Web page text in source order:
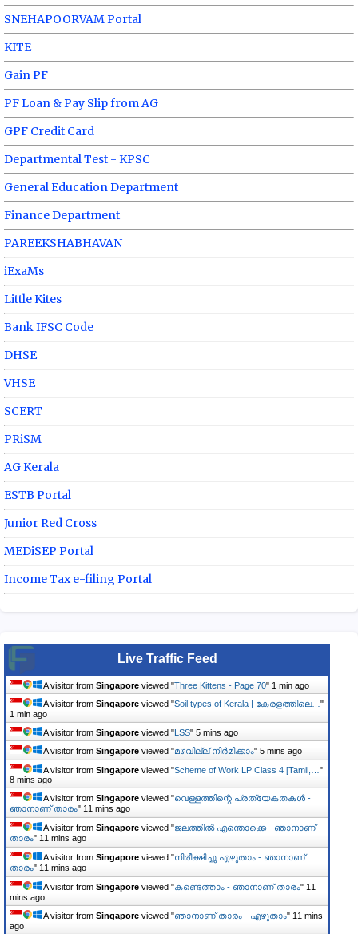
SNEHAPOORVAM Portal
KITE
Gain PF
PF Loan & Pay Slip from AG
GPF Credit Card
Departmental Test - KPSC
General Education Department
Finance Department
PAREEKSHABHAVAN
iExaMs
Little Kites
Bank IFSC Code
DHSE
VHSE
SCERT
PRiSM
AG Kerala
ESTB Portal
Junior Red Cross
MEDiSEP Portal
Income Tax e-filing Portal
Live Traffic Feed
A visitor from Singapore viewed "Three Kittens - Page 70" 1 min ago
A visitor from Singapore viewed "Soil types of Kerala | കേരളത്തിലെ… "
1 min ago
A visitor from Singapore viewed " LSS" 5 mins ago
A visitor from Singapore viewed "മഴവില്ല് നിര്‍മിക്കാം" 5 mins ago
A visitor from Singapore viewed "Scheme of Work LP Class 4 [Tamil,… "
8 mins ago
A visitor from Singapore viewed "വെള്ളത്തിന്റെ പ്രത്യേകതകൾ -
ഞാനാണ് താരം" 11 mins ago
A visitor from Singapore viewed "ജലത്തിൽ എന്തൊക്കെ - ഞാനാണ്
താരം" 11 mins ago
A visitor from Singapore viewed "നിരീക്ഷിച്ചു എഴുതാം - ഞാനാണ്
താരം" 11 mins ago
A visitor from Singapore viewed "കണ്ടെത്താം - ഞാനാണ് താരം" 11
mins ago
A visitor from Singapore viewed "ഞാനാണ് താരം - എഴുതാം" 11 mins
ago